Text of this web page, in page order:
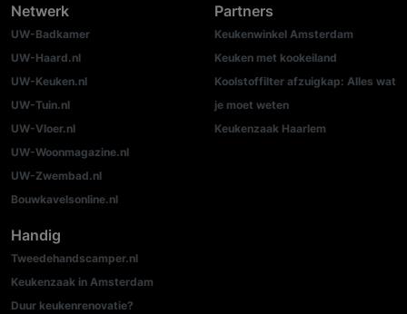
Netwerk
UW-Badkamer
UW-Haard.nl
UW-Keuken.nl
UW-Tuin.nl
UW-Vloer.nl
UW-Woonmagazine.nl
UW-Zwembad.nl
Bouwkavelsonline.nl
Partners
Keukenwinkel Amsterdam
Keuken met kookeiland
Koolstoffilter afzuigkap: Alles wat
je moet weten
Keukenzaak Haarlem
Handig
Tweedehandscamper.nl
Keukenzaak in Amsterdam
Duur keukenrenovatie?